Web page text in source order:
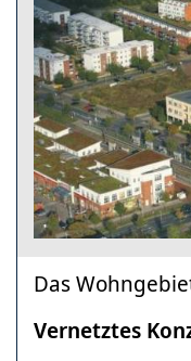
Das
Vernetztes